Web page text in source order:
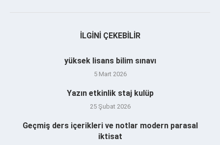
İLGINI ÇEKEBILIR
yüksek lisans bilim sınavı
5 Mart 2026
Yazın etkinlik staj kulüp
25 Şubat 2026
Geçmiş ders içerikleri ve notlar modern parasal
iktisat